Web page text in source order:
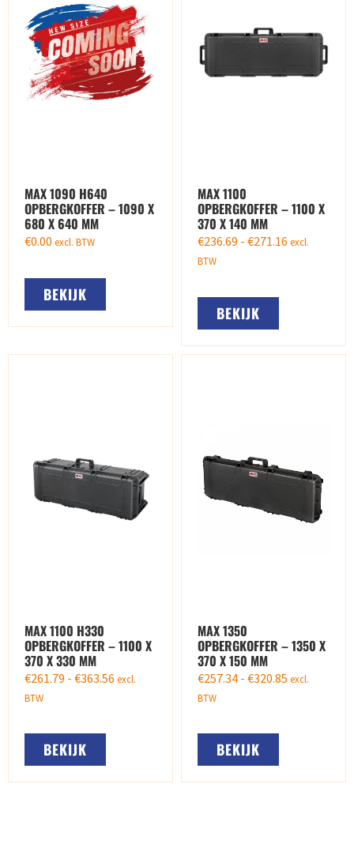
MAX 1090 H640
OPBERGKOFFER – 1090 X
680 X 640 MM
€0.00 excl. BTW
BEKIJK
MAX 1100
OPBERGKOFFER – 1100 X
370 X 140 MM
€236.69 - €271.16 excl.
BTW
BEKIJK
MAX 1100 H330
OPBERGKOFFER – 1100 X
370 X 330 MM
€261.79 - €363.56 excl.
BTW
BEKIJK
MAX 1350
OPBERGKOFFER – 1350 X
370 X 150 MM
€257.34 - €320.85 excl.
BTW
BEKIJK